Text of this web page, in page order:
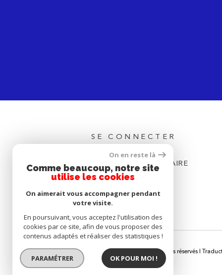
SE CONNECTER
ESPACE PROPRIÉTAIRE
© 2026 | Tous droits réservés |
On en reste là
Comme beaucoup, notre site
utilise les cookies
On aimerait vous accompagner pendant
votre visite.
En poursuivant, vous acceptez l'utilisation des
cookies par ce site, afin de vous proposer des
contenus adaptés et réaliser des statistiques !
PARAMÉTRER OK POUR MOI !